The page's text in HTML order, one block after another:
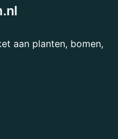
aan planten, bomen,